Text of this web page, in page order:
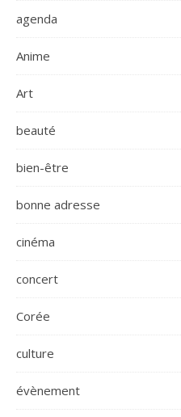
agenda
Anime
Art
beauté
bien-être
bonne adresse
cinéma
concert
Corée
culture
évènement